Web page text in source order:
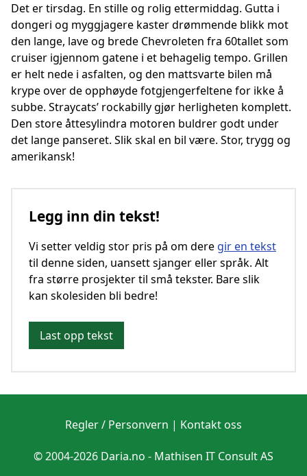
Det er tirsdag. En stille og rolig ettermiddag. Gutta i
dongeri og myggjagere kaster drømmende blikk mot
den lange, lave og brede Chevroleten fra 60tallet som
cruiser igjennom gatene i et behagelig tempo. Grillen
er helt nede i asfalten, og den mattsvarte bilen må
krype over de opphøyde fotgjengerfeltene for ikke å
subbe. Straycats’ rockabilly gjør herligheten komplett.
Den store åttesylindra motoren buldrer godt under
det lange panseret. Slik skal en bil være. Stor, trygg og
amerikansk!
Legg inn din tekst!
Vi setter veldig stor pris på om dere gir en tekst
til denne siden, uansett sjanger eller språk. Alt
fra større prosjekter til små tekster. Bare slik
kan skolesiden bli bedre!
Last opp tekst
Regler / Personvern | Kontakt oss
© 2004-2026 Daria.no - Mathisen IT Consult AS